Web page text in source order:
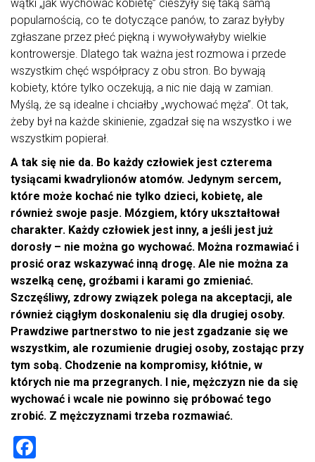
wątki „jak wychować kobietę” cieszyły się taką samą
popularnością, co te dotyczące panów, to zaraz byłyby
zgłaszane przez płeć piękną i wywoływałyby wielkie
kontrowersje. Dlatego tak ważna jest rozmowa i przede
wszystkim chęć współpracy z obu stron. Bo bywają
kobiety, które tylko oczekują, a nic nie dają w zamian.
Myślą, że są idealne i chciałby „wychować męża”. Ot tak,
żeby był na każde skinienie, zgadzał się na wszystko i we
wszystkim popierał.
A tak się nie da. Bo każdy człowiek jest czterema
tysiącami kwadrylionów atomów. Jedynym sercem,
które może kochać nie tylko dzieci, kobietę, ale
również swoje pasje. Mózgiem, który ukształtował
charakter. Każdy człowiek jest inny, a jeśli jest już
dorosły – nie można go wychować. Można rozmawiać i
prosić oraz wskazywać inną drogę. Ale nie można za
wszelką cenę, groźbami i karami go zmieniać.
Szczęśliwy, zdrowy związek polega na akceptacji, ale
również ciągłym doskonaleniu się dla drugiej osoby.
Prawdziwe partnerstwo to nie jest zgadzanie się we
wszystkim, ale rozumienie drugiej osoby, zostając przy
tym sobą. Chodzenie na kompromisy, kłótnie, w
których nie ma przegranych. I nie, mężczyzn nie da się
wychować i wcale nie powinno się próbować tego
zrobić. Z mężczyznami trzeba rozmawiać.